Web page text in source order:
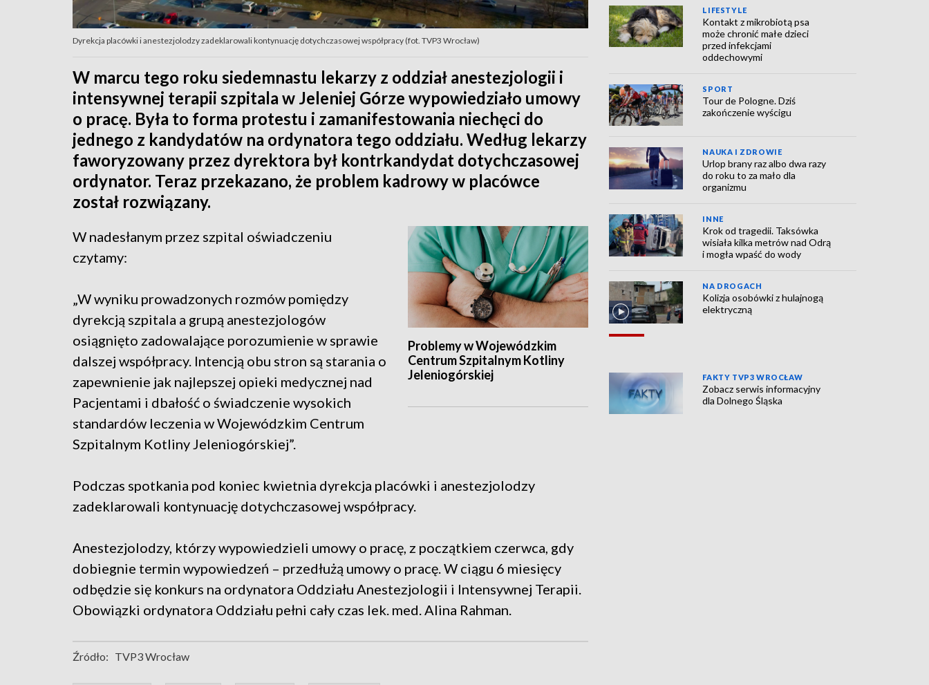
Dyrekcja placówki i anestezjolodzy zadeklarowali kontynuację dotychczasowej współpracy (fot. TVP3 Wrocław)
W marcu tego roku siedemnastu lekarzy z oddział anestezjologii i
intensywnej terapii szpitala w Jeleniej Górze wypowiedziało umowy
o pracę. Była to forma protestu i zamanifestowania niechęci do
jednego z kandydatów na ordynatora tego oddziału. Według lekarzy
faworyzowany przez dyrektora był kontrkandydat dotychczasowej
ordynator. Teraz przekazano, że problem kadrowy w placówce
został rozwiązany.
Problemy w Wojewódzkim
Centrum Szpitalnym Kotliny
Jeleniogórskiej
W nadesłanym przez szpital oświadczeniu
czytamy:
„W wyniku prowadzonych rozmów pomiędzy
dyrekcją szpitala a grupą anestezjologów
osiągnięto zadowalające porozumienie w sprawie
dalszej współpracy. Intencją obu stron są starania o
zapewnienie jak najlepszej opieki medycznej nad
Pacjentami i dbałość o świadczenie wysokich
standardów leczenia w Wojewódzkim Centrum
Szpitalnym Kotliny Jeleniogórskiej”.
Podczas spotkania pod koniec kwietnia dyrekcja placówki i anestezjolodzy
zadeklarowali kontynuację dotychczasowej współpracy.
Anestezjolodzy, którzy wypowiedzieli umowy o pracę, z początkiem czerwca, gdy
dobiegnie termin wypowiedzeń – przedłużą umowy o pracę. W ciągu 6 miesięcy
odbędzie się konkurs na ordynatora Oddziału Anestezjologii i Intensywnej Terapii.
Obowiązki ordynatora Oddziału pełni cały czas lek. med. Alina Rahman.
Źródło: TVP3 Wrocław
LIFESTYLE
Kontakt z mikrobiotą psa
może chronić małe dzieci
przed infekcjami
oddechowymi
SPORT
Tour de Pologne. Dziś
zakończenie wyścigu
NAUKA I ZDROWIE
Urlop brany raz albo dwa razy
do roku to za mało dla
organizmu
INNE
Krok od tragedii. Taksówka
wisiała kilka metrów nad Odrą
i mogła wpaść do wody
NA DROGACH
Kolizja osobówki z hulajnogą
elektryczną
FAKTY TVP3 WROCŁAW
Zobacz serwis informacyjny
dla Dolnego Śląska